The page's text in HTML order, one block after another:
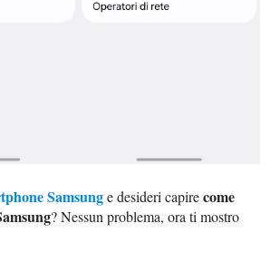
Samsunge desideri capirecome
? Nessun problema, ora ti mostro